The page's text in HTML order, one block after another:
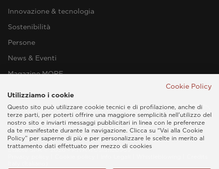
Innovazione & tecnologia
Sostenibilità
Persone
News & Eventi
Magazine MORE
Esaote SPA © 2026 - P.IVA IT05131180969
Cookie Policy
Utilizziamo i cookie
Questo sito può utilizzare cookie tecnici e di profilazione, anche di
terze parti, per poterti offrire una maggiore semplicità nell'utilizzo del
nostro sito e inviarti messaggi pubblicitari in linea con le preferenze
da te manifestate durante la navigazione. Clicca su “Vai alla Cookie
Policy” per saperne di più e per personalizzare le scelte in merito al
trattamento dati effettuato per mezzo di cookies